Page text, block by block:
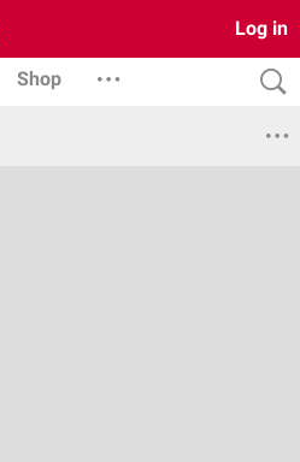
Log in
Shop